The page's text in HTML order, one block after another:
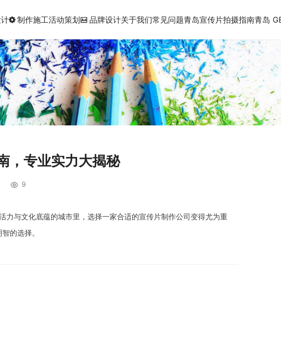
制作施工活动策划 品牌设计关于我们常见问题青岛宣传片拍摄指南青岛
，专业实力大揭秘
9
与文化底蕴的城市里，选择一家合适的宣传片制作公司变得尤为重
的选择。